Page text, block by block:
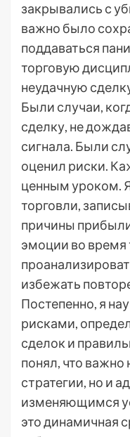
закрывались с
важно было
поддаваться
торговую
неудачную
Были случаи,
сделку, не
сигнала. Были
оценил риски.
ценным уроком.
торговли,
причины
эмоции во время
избежать
Постепенно, я
рисками,
сделок и
понял, что важно
стратегии, но и
изменяющимся
это динамичная